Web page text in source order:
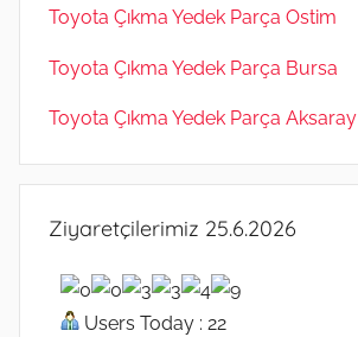
Toyota Çıkma Yedek Parça Ostim
Toyota Çıkma Yedek Parça Bursa
Toyota Çıkma Yedek Parça Aksaray
Ziyaretçilerimiz 25.6.2026
Users Today : 22